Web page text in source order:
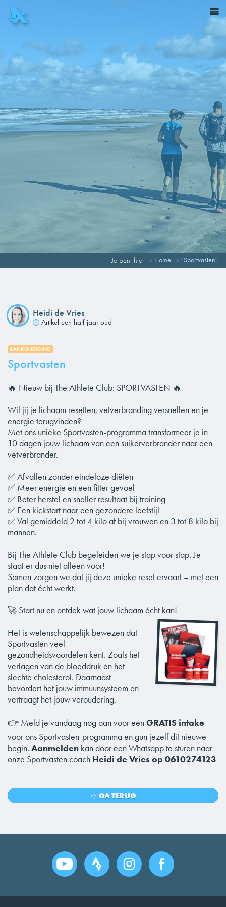
Je bent hier Home "Sportvasten"
Heidi de Vries
Artikel een half jaar oud
AANKONDIGING
Sportvasten
🔥 Nieuw bij The Athlete Club: SPORTVASTEN 🔥
Wil jij je lichaam resetten, vetverbranding versnellen en je
energie terugvinden?
Met ons unieke Sportvasten-programma transformeer je in
10 dagen jouw lichaam van een suikerverbrander naar een
vetverbrander.
✅ Afvallen zonder eindeloze diëten
✅ Meer energie en een fitter gevoel
✅ Beter herstel en sneller resultaat bij training
✅ Een kickstart naar een gezondere leefstijl
✅ Val gemiddeld 2 tot 4 kilo af bij vrouwen en 3 tot 8 kilo bij
mannen.
Bij The Athlete Club begeleiden we je stap voor stap. Je
staat er dus niet alleen voor!
Samen zorgen we dat jij deze unieke reset ervaart – met een
plan dat écht werkt.
🚀 Start nu en ontdek wat jouw lichaam écht kan!
Het is wetenschappelijk bewezen dat
Sportvasten veel
gezondheidsvoordelen kent. Zoals het
verlagen van de bloeddruk en het
slechte cholesterol. Daarnaast
bevordert het jouw immuunsysteem en
vertraagt het jouw veroudering.
👉 Meld je vandaag nog aan voor eenGRATIS intake
voor ons Sportvasten-programma en gun jezelf dit nieuwe
begin. Aanmelden kan door een Whatsapp te sturen naar
onze Sportvasten coach Heidi de Vries op 0610274123
GA TERUG